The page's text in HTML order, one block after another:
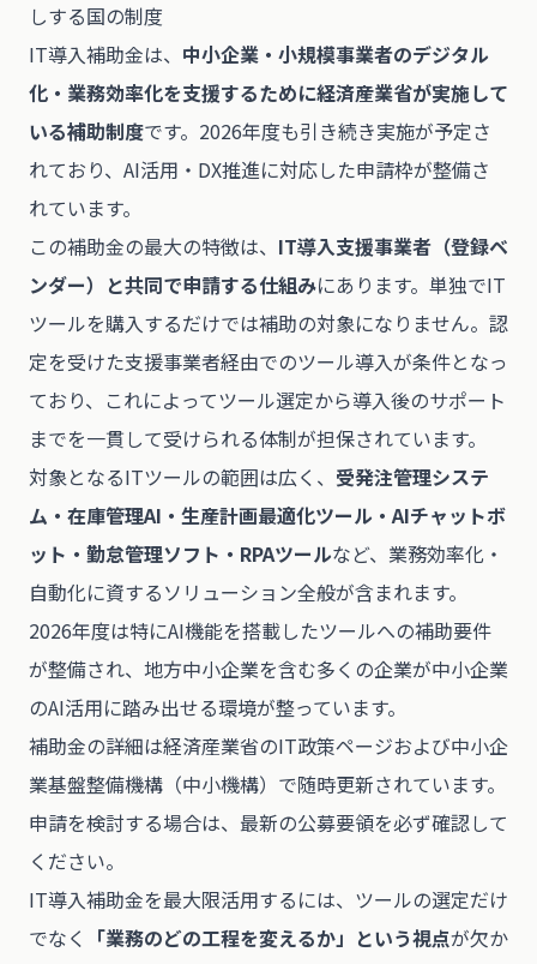
しする国の制度
IT導入補助金は、 中小企業・小規模事業者のデジタル
化・業務効率化を支援するために経済産業省が実施して
いる補助制度です。2026年度も引き続き実施が予定さ
れており、AI活用・DX推進に対応した申請枠が整備さ
れています。
この補助金の最大の特徴は、 IT導入支援事業者（登録ベ
ンダー）と共同で申請する仕組みにあります。単独でIT
ツールを購入するだけでは補助の対象になりません。認
定を受けた支援事業者経由でのツール導入が条件となっ
ており、これによってツール選定から導入後のサポート
までを一貫して受けられる体制が担保されています。
対象となるITツールの範囲は広く、 受発注管理システ
ム・在庫管理AI・生産計画最適化ツール・AIチャットボ
ット・勤怠管理ソフト・RPAツールなど、業務効率化・
自動化に資するソリューション全般が含まれます。
2026年度は特にAI機能を搭載したツールへの補助要件
が整備され、地方中小企業を含む多くの企業が中小企業
のAI活用に踏み出せる環境が整っています。
補助金の詳細は経済産業省のIT政策ページおよび中小企
業基盤整備機構（中小機構） で随時更新されています。
申請を検討する場合は、最新の公募要領を必ず確認して
ください。
IT導入補助金を最大限活用するには、ツールの選定だけ
でなく 「業務のどの工程を変えるか」という視点が欠か